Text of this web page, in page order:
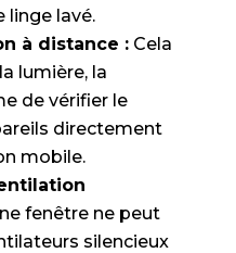
linge lavé.
à distance :Cela
lumière, la
de vérifier le
directement
mobile.
fenêtre ne peut
silencieux